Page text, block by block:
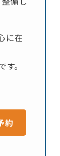
に在
。
約